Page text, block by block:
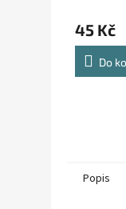
45 Kč
Do
Popis